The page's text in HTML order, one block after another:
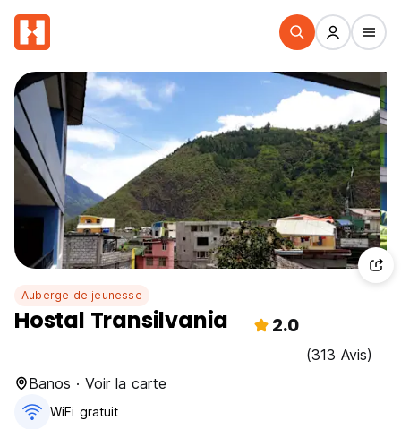
Auberge de jeunesse
Hostal Transilvania 2.0
(313 Avis)
Banos · Voir la carte
WiFi gratuit